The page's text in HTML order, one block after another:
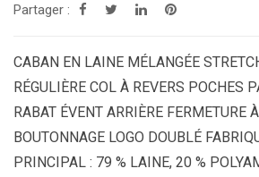
Partager :
CABAN EN LAINE MÉLANGÉE
RÉGULIÈRE COL À REVERS POCHES
RABAT ÉVENT ARRIÈRE FERMETURE
BOUTONNAGE LOGO DOUBLÉ
PRINCIPAL : 79 % LAINE, 20 %